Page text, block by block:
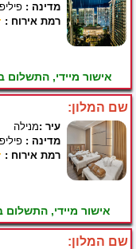
מדינה :
רמת אירוח :
אישור מיידי,
שם המלון:
עיר :מנילה
מדינה :
רמת אירוח :
אישור מיידי,
שם המלון: